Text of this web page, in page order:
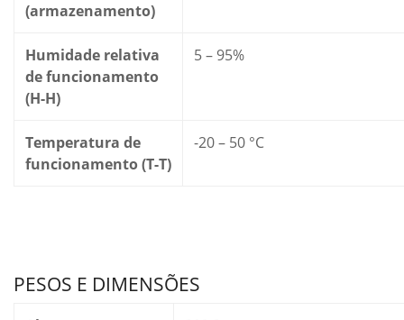
(armazenamento)
Humidade relativa
de funcionamento
(H-H)
5 – 95%
Temperatura de
funcionamento (T-T)
-20 – 50 °C
PESOS E DIMENSÕES